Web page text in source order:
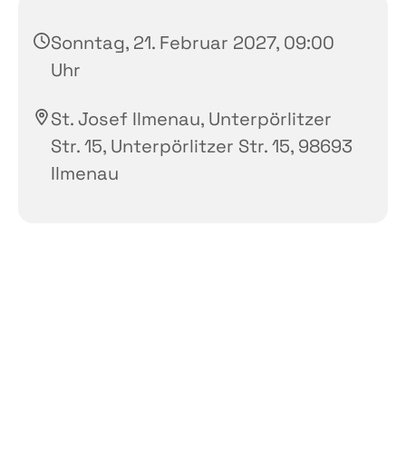
Sonntag, 21. Februar 2027, 09:00
Uhr
St. Josef Ilmenau, Unterpörlitzer
Str. 15, Unterpörlitzer Str. 15, 98693
Ilmenau